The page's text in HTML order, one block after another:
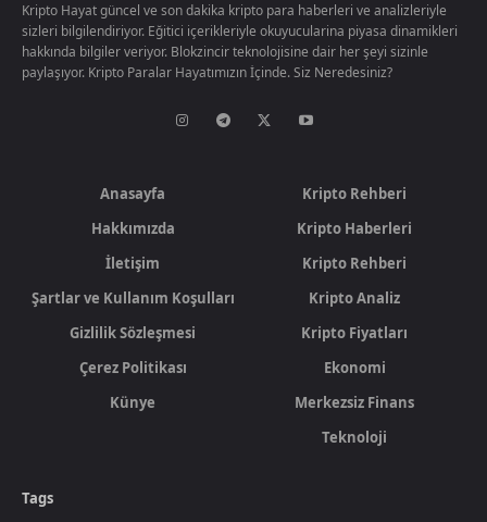
Kripto Hayat güncel ve son dakika kripto para haberleri ve analizleriyle
sizleri bilgilendiriyor. Eğitici içerikleriyle okuyucularina piyasa dinamikleri
hakkında bilgiler veriyor. Blokzincir teknolojisine dair her şeyi sizinle
paylaşıyor. Kripto Paralar Hayatımızın İçinde. Siz Neredesiniz?
Anasayfa
Hakkımızda
İletişim
Şartlar ve Kullanım Koşulları
Gizlilik Sözleşmesi
Çerez Politikası
Künye
Kripto Rehberi
Kripto Haberleri
Kripto Rehberi
Kripto Analiz
Kripto Fiyatları
Ekonomi
Merkezsiz Finans
Teknoloji
Tags